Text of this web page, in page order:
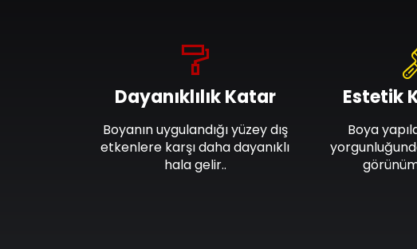
Dayanıklılık Katar
Boyanın uygulandığı yüzey dış
etkenlere karşı daha dayanıklı
hala gelir..
Estetik
Boya